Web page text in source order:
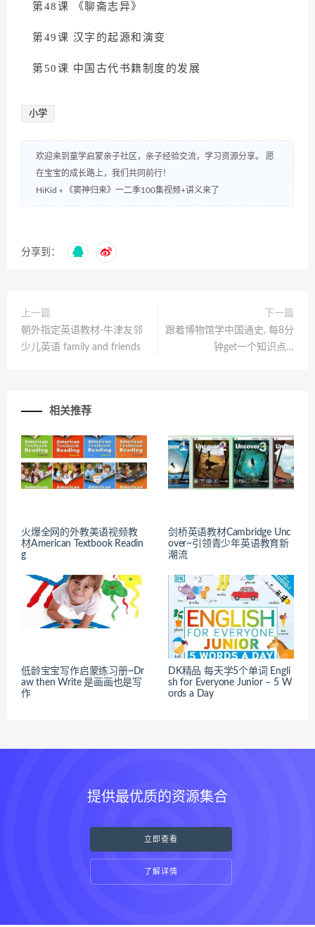
第48课 《聊斋志异》
第49课 汉字的起源和演变
第50课 中国古代书籍制度的发展
小学
欢迎来到童学启蒙亲子社区，亲子经验交流，学习资源分享。 愿
在宝宝的成长路上，我们共同前行！
HiKid » 《窦神归来》一二季100集视频+讲义来了
分享到：
上一篇
朝外指定英语教材-牛津友邻
少儿英语 family and friends
下一篇
跟着博物馆学中国通史, 每8分
钟get一个知识点…
相关推荐
火爆全网的外教美语视频教
材American Textbook Readin
g
剑桥英语教材Cambridge Unc
over~引领青少年英语教育新
潮流
低龄宝宝写作启蒙练习册~Dr
aw then Write 是画画也是写
作
DK精品 每天学5个单词 Engli
sh for Everyone Junior – 5 W
ords a Day
提供最优质的资源集合
立即查看
了解详情